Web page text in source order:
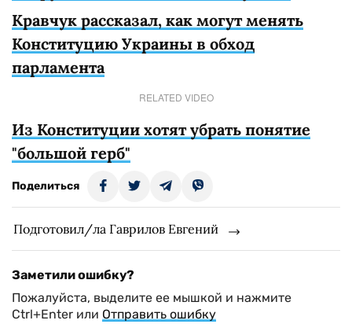
Кравчук рассказал, как могут менять
Конституцию Украины в обход
парламента
RELATED VIDEO
Из Конституции хотят убрать понятие
"большой герб"
Поделиться
Подготовил/ла Гаврилов Евгений
Заметили ошибку?
Пожалуйста, выделите ее мышкой и нажмите
Ctrl+Enter или Отправить ошибку